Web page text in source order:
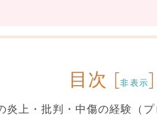
目次 [非表示]
炎上・批判・中傷の経験（プ